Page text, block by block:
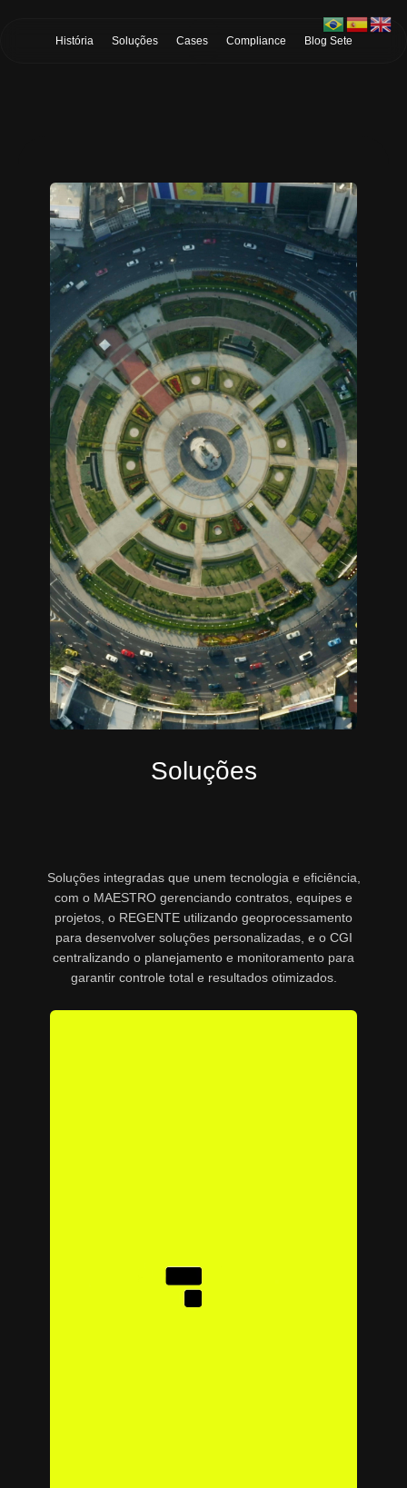
História Soluções Cases Compliance Blog Sete
Soluções
Soluções integradas que unem tecnologia e eficiência,
com o MAESTRO gerenciando contratos, equipes e
projetos, o REGENTE utilizando geoprocessamento
para desenvolver soluções personalizadas, e o CGI
centralizando o planejamento e monitoramento para
garantir controle total e resultados otimizados.